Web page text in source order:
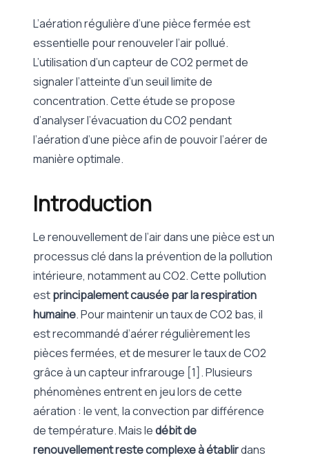
L’aération régulière d’une pièce fermée est
essentielle pour renouveler l’air pollué.
L’utilisation d’un capteur de CO2 permet de
signaler l’atteinte d’un seuil limite de
concentration. Cette étude se propose
d’analyser l’évacuation du CO2 pendant
l’aération d’une pièce afin de pouvoir l’aérer de
manière optimale.
Introduction
Le renouvellement de l’air dans une pièce est un
processus clé dans la prévention de la pollution
intérieure, notamment au CO2. Cette pollution
estprincipalement causée par la respiration
humaine. Pour maintenir un taux de CO2 bas, il
est recommandé d’aérer régulièrement les
pièces fermées, et de mesurer le taux de CO2
grâce à un capteur infrarouge [1]. Plusieurs
phénomènes entrent en jeu lors de cette
aération : le vent, la convection par différence
de température. Mais ledébit de
renouvellement reste complexe à établirdans